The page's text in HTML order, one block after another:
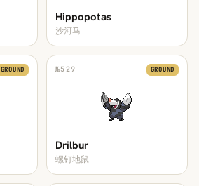
Hippopotas
沙河马
GROUND №529 GROUND
Drilbur
螺钉地鼠